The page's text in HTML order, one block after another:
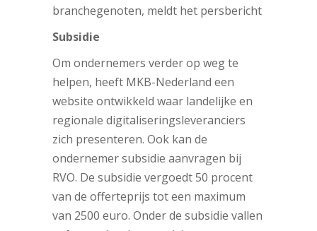
branchegenoten, meldt het persbericht
Subsidie
Om ondernemers verder op weg te
helpen, heeft MKB-Nederland een
website ontwikkeld waar landelijke en
regionale digitaliseringsleveranciers
zich presenteren. Ook kan de
ondernemer subsidie aanvragen bij
RVO. De subsidie vergoedt 50 procent
van de offerteprijs tot een maximum
van 2500 euro. Onder de subsidie vallen